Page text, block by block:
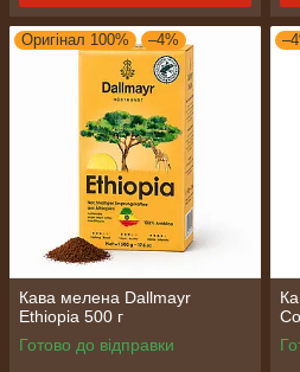
Оригінал 100% –4%
Кава мелена Dallmayr
Ethiopia 500 г
Готово до відправки